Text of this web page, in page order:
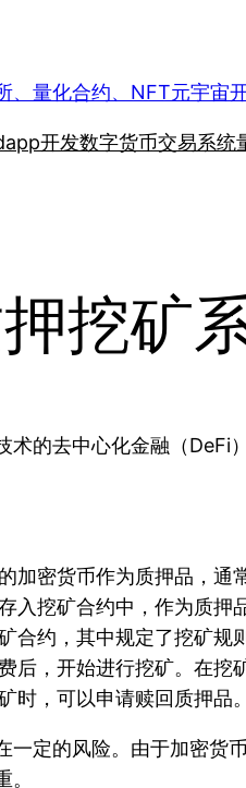
、量化合约、NFT元宇宙
开发数字货币交易系统
挖矿
术的去中心化金融（
加密货币作为质押品，通
入挖矿合约中，作为质押品
合约，其中规定了挖矿规
后，开始进行挖矿。在挖
时，可以申请赎回质押品
一定的风险。由于加密